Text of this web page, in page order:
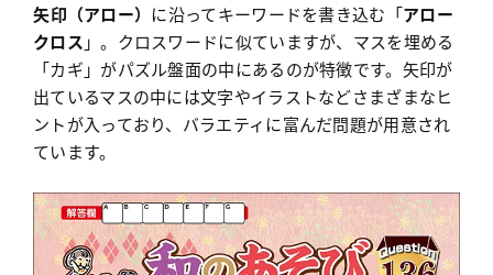
矢印（アロー） に沿ってキーワードを書き込む「アロー
クロス 」。クロスワードに似ていますが、マスを埋める
「カギ」がパズル盤面の中にあるのが特徴です。矢印が
出ているマスの中には文字やイラストなどさまざまなヒ
ントが入っており、バラエティに富んだ問題が用意され
ています。